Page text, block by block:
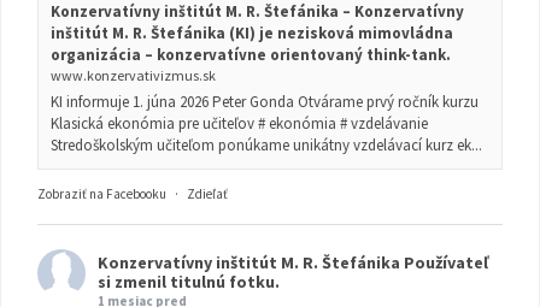
Konzervatívny inštitút M. R. Štefánika – Konzervatívny
inštitút M. R. Štefánika (KI) je nezisková mimovládna
organizácia – konzervatívne orientovaný think-tank.
www.konzervativizmus.sk
KI informuje 1. júna 2026 Peter Gonda Otvárame prvý ročník kurzu
Klasická ekonómia pre učiteľov # ekonómia # vzdelávanie
Stredoškolským učiteľom ponúkame unikátny vzdelávací kurz ek...
Zobraziť na Facebooku · Zdieľať
Konzervatívny inštitút M. R. Štefánika Používateľ
si zmenil titulnú fotku.
1 mesiac pred